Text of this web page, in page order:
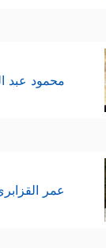
محمود عبد
عمر